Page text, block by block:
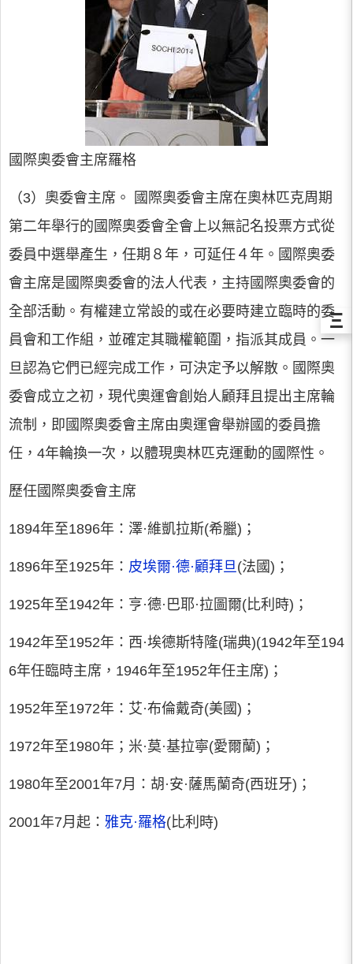
國際奧委會主席羅格
（3）奧委會主席。
國際奧委會主席在奧林匹克周期
第二年舉行的國際奧委會全會上以無記名投票方式從
委員中選舉產生，任期８年，可延任４年。國際奧委
會主席是國際奧委會的法人代表，主持國際奧委會的
全部活動。有權建立常設的或在必要時建立臨時的委
員會和工作組，並確定其職權範圍，指派其成員。一
旦認為它們已經完成工作，可決定予以解散。國際奧
委會成立之初，現代奧運會創始人顧拜且提出主席輪
流制，即國際奧委會主席由奧運會舉辦國的委員擔
任，4年輪換一次，以體現奧林匹克運動的國際性。
歷任國際奧委會主席
1894年至1896年：澤·維凱拉斯(希臘)；
1896年至1925年： 皮埃爾·德·顧拜旦(法國)；
1925年至1942年：亨·德·巴耶·拉圖爾(比利時)；
1942年至1952年：西·埃德斯特隆(瑞典)(1942年至194
6年任臨時主席，1946年至1952年任主席)；
1952年至1972年：艾·布倫戴奇(美國)；
1972年至1980年；米·莫·基拉寧(愛爾蘭)；
1980年至2001年7月：胡·安·薩馬蘭奇(西班牙)；
2001年7月起： 雅克·羅格(比利時)
Ξ